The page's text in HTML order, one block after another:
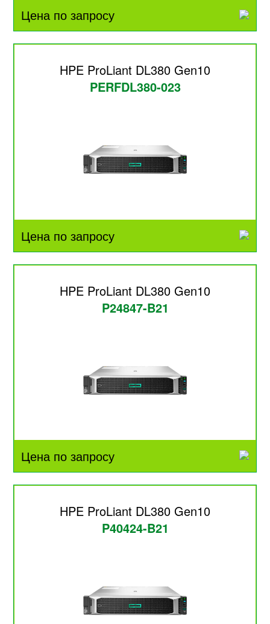
Цена по запросу
HPE ProLiant DL380 Gen10
PERFDL380-023
Цена по запросу
HPE ProLiant DL380 Gen10
P24847-B21
Цена по запросу
HPE ProLiant DL380 Gen10
P40424-B21